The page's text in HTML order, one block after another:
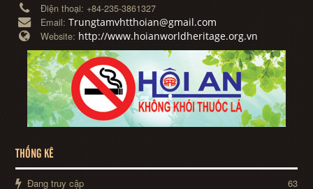
Điện thoại: +84-235-3861327
Email:Trungtamvhtthoian@gmail.com
Website: http://www.hoianworldheritage.org.vn
THỐNG KÊ
Đang truy cập 63